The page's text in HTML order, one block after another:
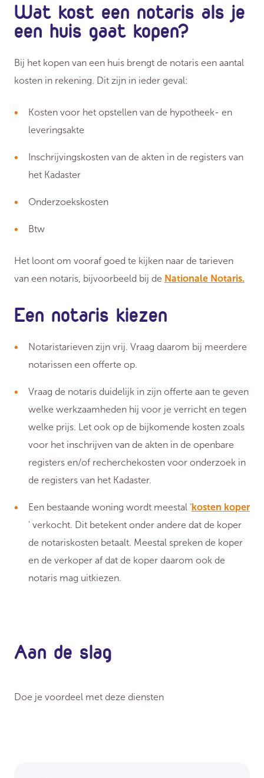
Wat kost een notaris als je
een huis gaat kopen?
Bij het kopen van een huis brengt de notaris een aantal
kosten in rekening. Dit zijn in ieder geval:
Kosten voor het opstellen van de hypotheek- en
leveringsakte
Inschrijvingskosten van de akten in de registers van
het Kadaster
Onderzoekskosten
Btw
Het loont om vooraf goed te kijken naar de tarieven
van een notaris, bijvoorbeeld bij de Nationale Notaris.
Een notaris kiezen
Notaristarieven zijn vrij. Vraag daarom bij meerdere
notarissen een offerte op.
Vraag de notaris duidelijk in zijn offerte aan te geven
welke werkzaamheden hij voor je verricht en tegen
welke prijs. Let ook op de bijkomende kosten zoals
voor het inschrijven van de akten in de openbare
registers en/of recherchekosten voor onderzoek in
de registers van het Kadaster.
Een bestaande woning wordt meestal ‘kosten koper
' verkocht. Dit betekent onder andere dat de koper
de notariskosten betaalt. Meestal spreken de koper
en de verkoper af dat de koper daarom ook de
notaris mag uitkiezen.
Aan de slag
Doe je voordeel met deze diensten